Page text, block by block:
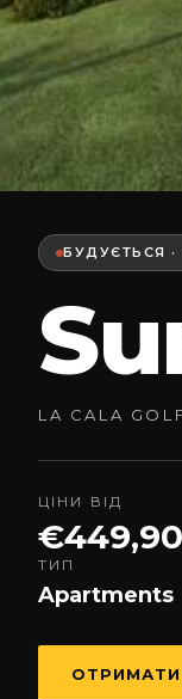
БУДУЄТЬСЯ
LA CALA
ЦІНИ ВІД
ТИП
Apartments
ОТРИМАТИ